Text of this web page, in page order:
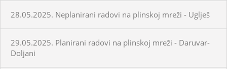
28.05.2025. Neplanirani radovi na plinskoj mreži - Uglješ
29.05.2025. Planirani radovi na plinskoj mreži - Daruvar-
Doljani